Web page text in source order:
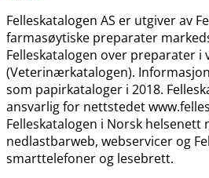
Felleskatalogen AS er utgiver av
farmasøytiske preparater
Felleskatalogen over preparater
(Veterinærkatalogen).
som papirkataloger i 2018.
ansvarlig for nettstedet
Felleskatalogen i Norsk helsenett
nedlastbarweb, webservicer og
smarttelefoner og lesebrett.